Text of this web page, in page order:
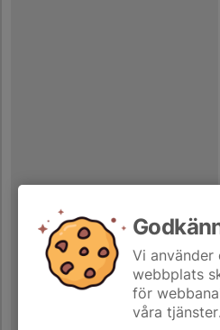
Vi
webbplats
för
våra tjänster.